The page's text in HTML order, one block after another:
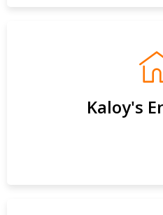
Kaloy's